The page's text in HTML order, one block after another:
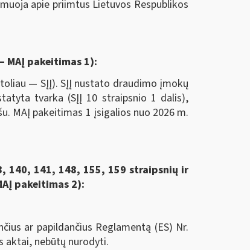
apie priimtus Lietuvos Respublikos
MAĮ pakeitimas 1):
— SĮĮ). SĮĮ nustato draudimo įmokų
tvarka (SĮĮ 10 straipsnio 1 dalis),
MAĮ pakeitimas 1 įsigalios nuo 2026 m.
141, 148, 155, 159 straipsnių ir
pakeitimas 2):
ar papildančius Reglamentą (ES) Nr.
aktai, nebūtų nurodyti.